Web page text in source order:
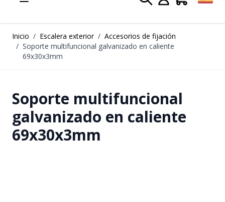
Inicio / Escalera exterior / Accesorios de fijación
/ Soporte multifuncional galvanizado en caliente
69x30x3mm
Soporte multifuncional
galvanizado en caliente
69x30x3mm